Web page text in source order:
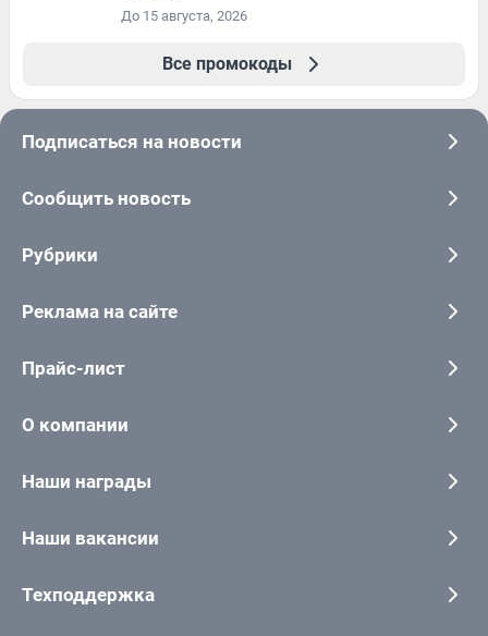
До 15 августа, 2026
Все промокоды
Подписаться на новости
Сообщить новость
Рубрики
Реклама на сайте
Прайс-лист
О компании
Наши награды
Наши вакансии
Техподдержка